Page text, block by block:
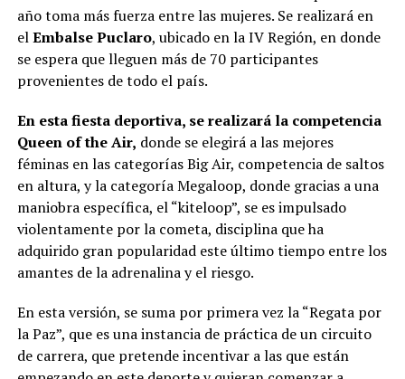
año toma más fuerza entre las mujeres. Se realizará en
elEmbalse Puclaro, ubicado en la IV Región, en donde
se espera que lleguen más de 70 participantes
provenientes de todo el país.
En esta fiesta deportiva, se realizará la competencia
Queen of the Air, donde se elegirá a las mejores
féminas en las categorías Big Air, competencia de saltos
en altura, y la categoría Megaloop, donde gracias a una
maniobra específica, el “kiteloop”, se es impulsado
violentamente por la cometa, disciplina que ha
adquirido gran popularidad este último tiempo entre los
amantes de la adrenalina y el riesgo.
En esta versión, se suma por primera vez la “Regata por
la Paz”, que es una instancia de práctica de un circuito
de carrera, que pretende incentivar a las que están